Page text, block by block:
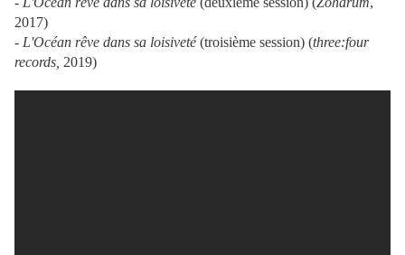
2017)
- L'Océan rêve dans sa loisiveté(troisième session) (three:four
records, 2019)